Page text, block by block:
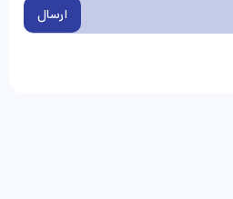
ارسال